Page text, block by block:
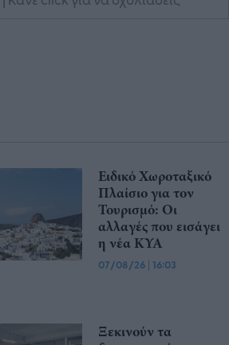
Ειδικό Χωροταξικό
Πλαίσιο για τον
Τουρισμό: Οι
αλλαγές που εισάγει
η νέα ΚΥΑ
07/08/26 | 16:03
Ξεκινούν τα